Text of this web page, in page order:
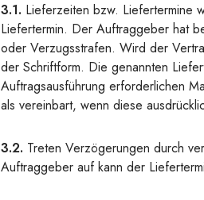
3.1. Lieferzeiten bzw. Liefertermine
Liefertermin. Der Auftraggeber hat
oder Verzugsstrafen. Wird der
der Schriftform. Die genannten
Auftragsausführung erforderlichen
als vereinbart, wenn diese
3.2. Treten Verzögerungen durch
Auftraggeber auf kann der